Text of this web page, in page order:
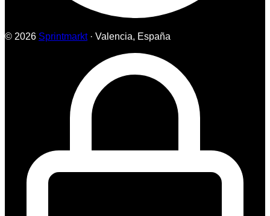
© 2026 Sprintmarkt· Valencia, España